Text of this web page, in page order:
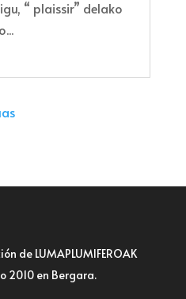
“ plaissir” delako
de LUMAPLUMIFEROAK
2010 en Bergara.